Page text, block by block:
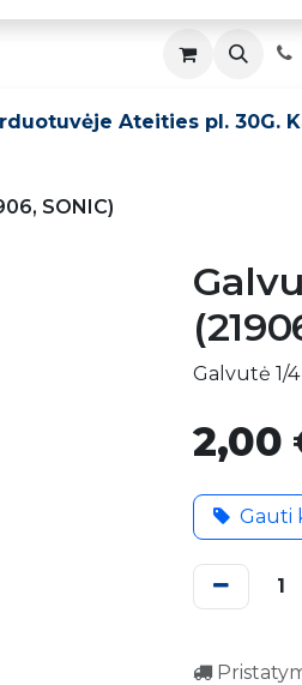
Servisas
Ateities pl. 30G.
SONIC)
Galvutė 1/
2,00
Gauti